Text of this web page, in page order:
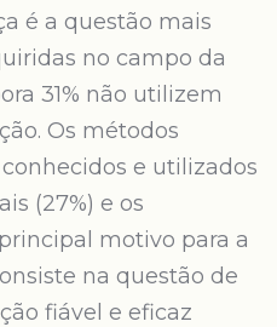
é a questão mais
no campo da
31% não utilizem
Os métodos
e utilizados
(27%) e os
motivo para a
na questão de
fiável e eficaz